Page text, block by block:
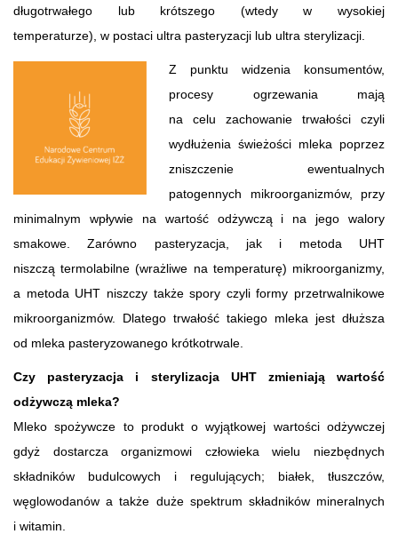
długotrwałego lub krótszego (wtedy w wysokiej
temperaturze), w postaci ultra pasteryzacji lub ultra sterylizacji.
Z punktu widzenia konsumentów,
procesy ogrzewania mają
na celu zachowanie trwałości czyli
wydłużenia świeżości mleka poprzez
zniszczenie ewentualnych
patogennych mikroorganizmów, przy
minimalnym wpływie na wartość odżywczą i na jego walory
smakowe. Zarówno pasteryzacja, jak i metoda UHT
niszczą termolabilne (wrażliwe na temperaturę) mikroorganizmy,
a metoda UHT niszczy także spory czyli formy przetrwalnikowe
mikroorganizmów. Dlatego trwałość takiego mleka jest dłuższa
od mleka pasteryzowanego krótkotrwale.
Czy pasteryzacja i sterylizacja UHT zmieniają wartość
odżywczą mleka?
Mleko spożywcze to produkt o wyjątkowej wartości odżywczej
gdyż dostarcza organizmowi człowieka wielu niezbędnych
składników budulcowych i regulujących; białek, tłuszczów,
węglowodanów a także duże spektrum składników mineralnych
i witamin.